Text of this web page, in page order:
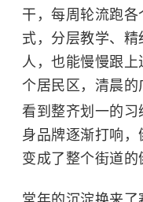
干，每周轮流跑
式，分层教学、
人，也能慢慢跟
个居民区，清晨
看到整齐划一的习
身品牌逐渐打响，
变成了整个街道的